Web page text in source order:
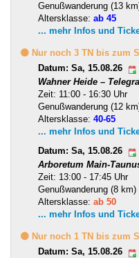
Genußwanderung (13
Altersklasse: ab 45
... mehr Infos und
🟡 Nur noch 3 TN bis zum
Datum: Sa, 15.08.26
Wahner Heide –
Zeit: 11:00 - 16:30 Uhr
Genußwanderung (12
Altersklasse: 40-65
... mehr Infos und
Datum: Sa, 15.08.26
Arboretum Main-
Zeit: 13:00 - 17:45 Uhr
Genußwanderung (8 km)
Altersklasse: ab 50
... mehr Infos und
🟡 Nur noch 1 TN bis zum
Datum: Sa, 15.08.26